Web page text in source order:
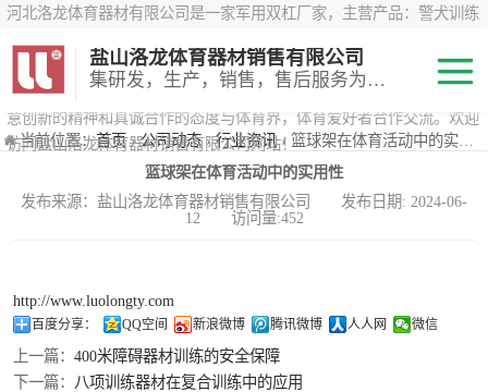
河北洛龙体育器材有限公司是一家军用双杠厂家，主营产品：警犬训练
*训练器材、400米障碍器材、军用单杠、军用双杠、军犬训练器材等训
练器材，咨询攀岩墙价格？在线咨询客服，公司以顾客至上的原则，锐
意创新的精神和真诚合作的态度与体育界，体育爱好者合作交流。欢迎
访问盐山洛龙体育器材销售有限公司网站！
盐山洛龙体育器材销售有限公司
集研发，生产，销售，售后服务为一体
当前位置：首页›公司动态›行业资讯› 篮球架在体育活动中的实用性
篮球架在体育活动中的实用性
发布来源：盐山洛龙体育器材销售有限公司 发布日期: 2024-06-
12 访问量:452
http://www.luolongty.com
百度分享： QQ空间 新浪微博 腾讯微博 人人网 微信
上一篇： 400米障碍器材训练的安全保障
下一篇： 八项训练器材在复合训练中的应用
200米障碍器材
心理行为训练器
警犬训练器材
军用单双杠